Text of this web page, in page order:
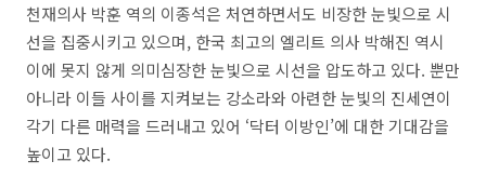
천재의사 박훈 역의 이종석은 처연하면서도 비장한 눈빛으로 시
선을 집중시키고 있으며, 한국 최고의 엘리트 의사 박해진 역시
이에 못지 않게 의미심장한 눈빛으로 시선을 압도하고 있다. 뿐만
아니라 이들 사이를 지켜보는 강소라와 아련한 눈빛의 진세연이
각기 다른 매력을 드러내고 있어 ‘닥터 이방인’에 대한 기대감을
높이고 있다.